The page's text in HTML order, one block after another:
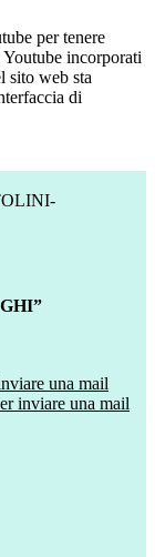
per tenere
incorporati
sito web sta
di
una mail
inviare una mail